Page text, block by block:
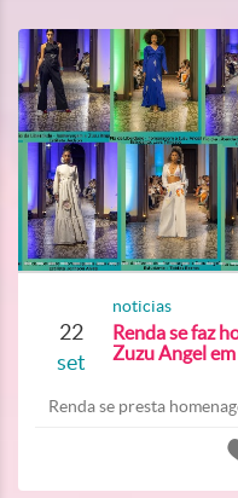
22
set
noticias
Renda se faz
Zuzu Angel em
Renda se presta